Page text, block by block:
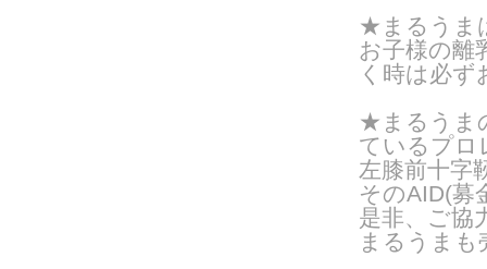
★まるうま
お子様の離
く時は 必ず
★まるうま
ているプロ
左膝前十字
そのAID(募
是非、ご協
まるうまも